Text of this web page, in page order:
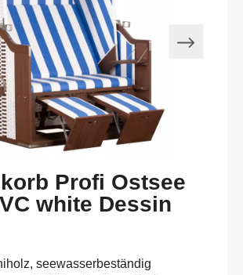
Profi Ostsee
white Dessin
seewasserbeständig